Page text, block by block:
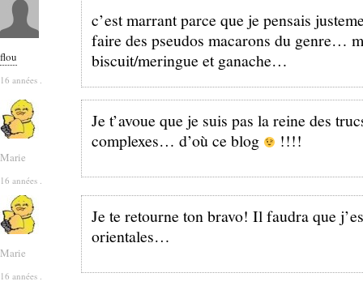
flou
16 années .
c’est marrant parce que je pensais
faire des pseudos macarons du genre…
biscuit/meringue et ganache…
Marie
16 années .
Je t’avoue que je suis pas la reine des
complexes… d’où ce blog
!!!!
Marie
16 années .
Je te retourne ton bravo! Il faudra que
orientales…